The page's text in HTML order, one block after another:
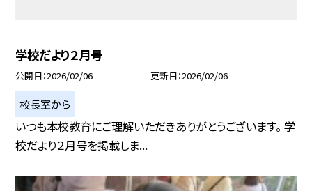
学校だより２月号
公開日 2026/02/06 更新日 2026/02/06
校長室から
いつも本校教育にご理解いただきありがとうございます。 学
校だより２月号を掲載しま...